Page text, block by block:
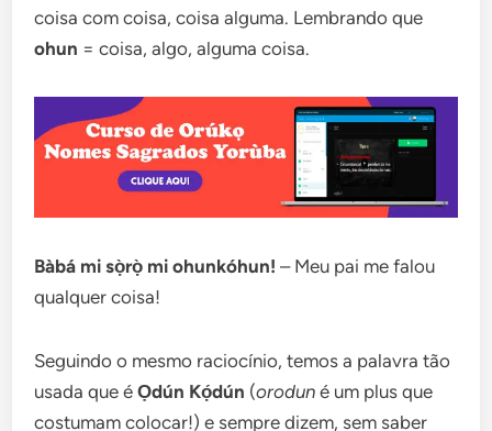
coisa com coisa, coisa alguma. Lembrando que
ohun = coisa, algo, alguma coisa.
Bàbá mi sọ̀rọ̀ mi ohunkóhun! – Meu pai me falou
qualquer coisa!
Seguindo o mesmo raciocínio, temos a palavra tão
usada que éỌdún Kọ́dún (orodun é um plus que
costumam colocar!) e sempre dizem, sem saber